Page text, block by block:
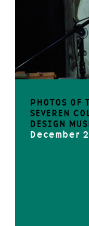
PHOTOS OF
SEVEREN
DESIGN
December